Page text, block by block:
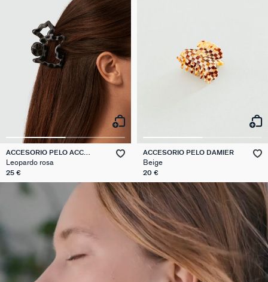
ACCESORIO PELO ACC
CHEVEUX
Leopardo rosa
25 €
ACCESORIO PELO DAMIER
Beige
20 €